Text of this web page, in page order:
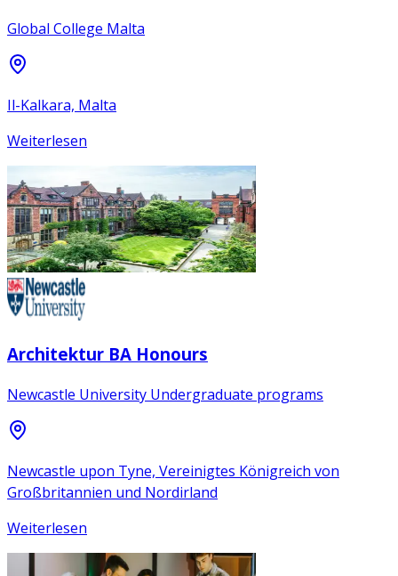
Global College Malta
Il-Kalkara, Malta
Weiterlesen
Architektur BA Honours
Newcastle University Undergraduate programs
Newcastle upon Tyne, Vereinigtes Königreich von
Großbritannien und Nordirland
Weiterlesen